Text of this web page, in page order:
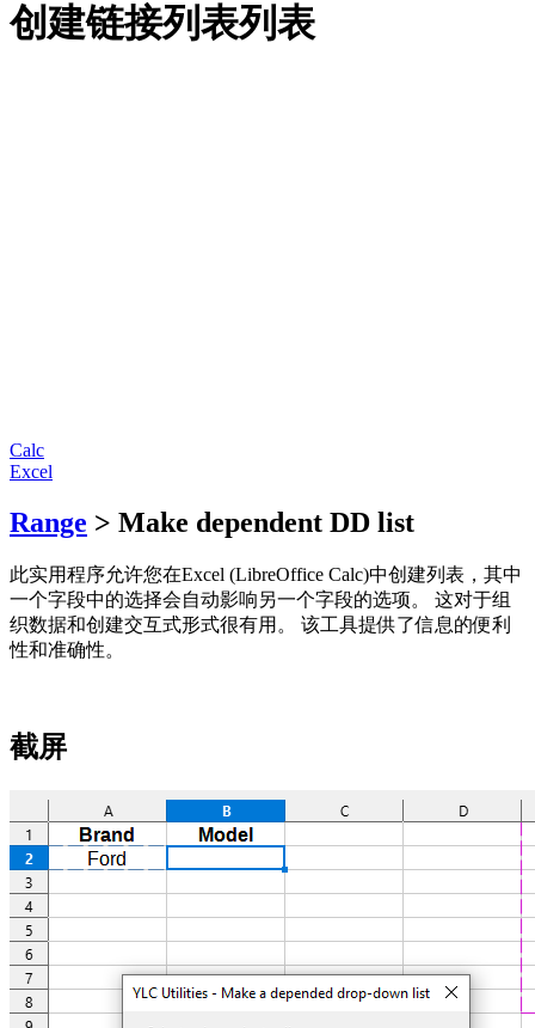
创建链接列表列表
Calc
Excel
Range > Make dependent DD list
此实用程序允许您在Excel (LibreOffice Calc)中创建列表，其中
一个字段中的选择会自动影响另一个字段的选项。 这对于组
织数据和创建交互式形式很有用。 该工具提供了信息的便利
性和准确性。
截屏